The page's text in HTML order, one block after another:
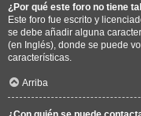
¿Por qué este foro no tiene
Este foro fue escrito y
se debe añadir alguna
(en Inglés), donde se puede
características.
Arriba